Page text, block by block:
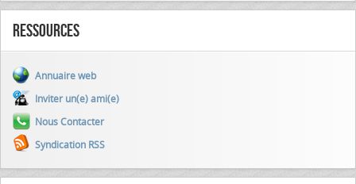
Ressources
Annuaire web
Inviter un(e) ami(e)
Nous Contacter
Syndication RSS